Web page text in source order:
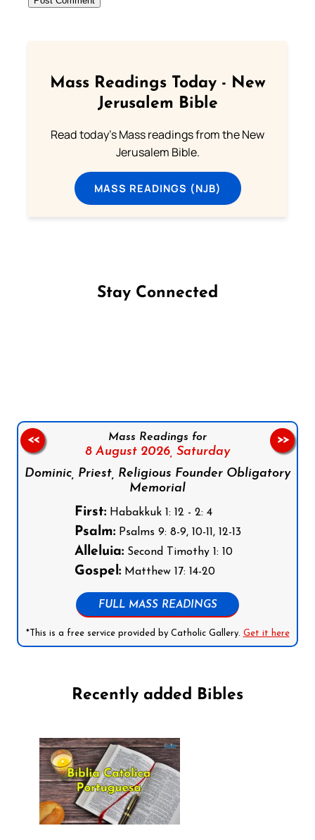
Mass Readings Today - New
Jerusalem Bible
Read today's Mass readings from the New
Jerusalem Bible.
MASS READINGS (NJB)
Stay Connected
Mass Readings for
8 August 2026, Saturday
Dominic, Priest, Religious Founder Obligatory
Memorial
First:Habakkuk 1: 12 - 2: 4
Psalm:Psalms 9: 8-9, 10-11, 12-13
Alleluia:Second Timothy 1: 10
Gospel:Matthew 17: 14-20
FULL MASS READINGS
*This is a free service provided by Catholic Gallery. Get it here
<< >>
Recently added Bibles